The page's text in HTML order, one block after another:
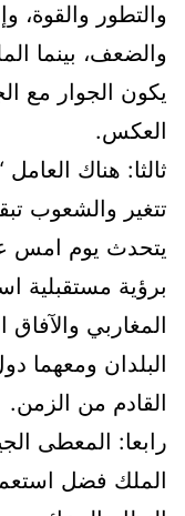
والتطور والقوة،
والضعف، بينما
يكون الجوار مع
العكس.
ثالثا: هناك
تتغير والشعوب
يتحدث يوم امس
برؤية مستقبلية
المغاربي
البلدان ومعهما
القادم من الزمن.
رابعا: المعطى
الملك فضل